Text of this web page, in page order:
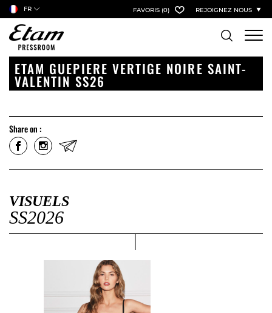
FR FAVORIS (0) REJOIGNEZ NOUS
ETAM GUEPIERE VERTIGE NOIRE SAINT-
VALENTIN SS26
Share on :
VISUELS
SS2026